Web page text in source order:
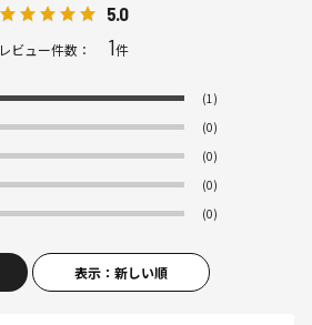
5.0
レビュー件数： 1件
(1)
(0)
(0)
(0)
(0)
表示：新しい順